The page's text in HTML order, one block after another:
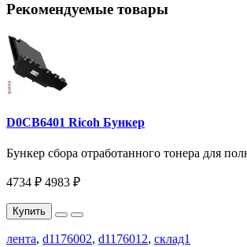
Рекомендуемые товары
D0CB6401 Ricoh Бункер
Бункер сбора отработанного тонера для
4734 ₽ 4983 ₽
Купить
лента, d1176002, d1176012, склад1